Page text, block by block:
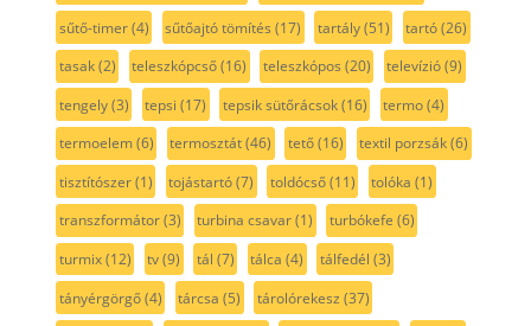
sűtő-timer(4) sűtőajtó tömítés (17) tartály(51) tartó(26)
tasak(2) teleszkópcső(16) teleszkópos (20) televízió(9)
tengely(3) tepsi (17) tepsik sütőrácsok(16) termo(4)
termoelem(6) termosztát(46) tető(16) textil porzsák(6)
tisztítószer(1) tojástartó(7) toldócső(11) tolóka (1)
transzformátor(3) turbina csavar(1) turbókefe (6)
turmix(12) tv(9) tál (7) tálca (4) tálfedél (3)
tányérgörgő(4) tárcsa (5) tárolórekesz (37)